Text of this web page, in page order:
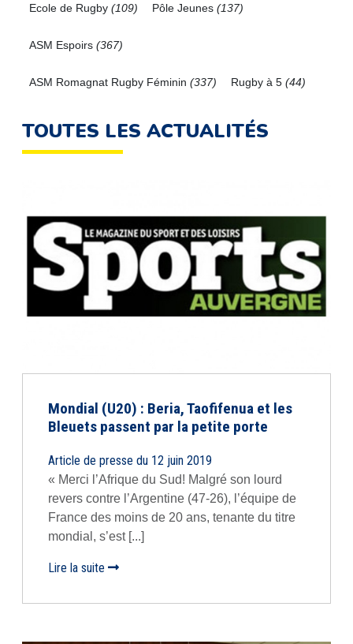
Ecole de Rugby (109) Pôle Jeunes (137)
ASM Espoirs (367)
ASM Romagnat Rugby Féminin (337) Rugby à 5 (44)
TOUTES LES ACTUALITÉS
Mondial (U20) : Beria, Taofifenua et les
Bleuets passent par la petite porte
Article de presse du 12 juin 2019
« Merci l’Afrique du Sud! Malgré son lourd
revers contre l’Argentine (47-26), l’équipe de
France des moins de 20 ans, tenante du titre
mondial, s’est [...]
Lire la suite